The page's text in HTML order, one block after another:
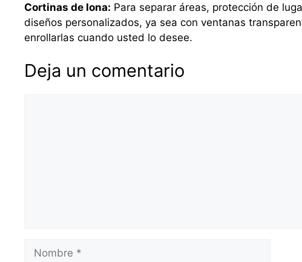
Cortinas de lona: Para separar áreas, protección de
diseños personalizados, ya sea con ventanas
enrollarlas cuando usted lo desee.
Deja un comentario
Nombre